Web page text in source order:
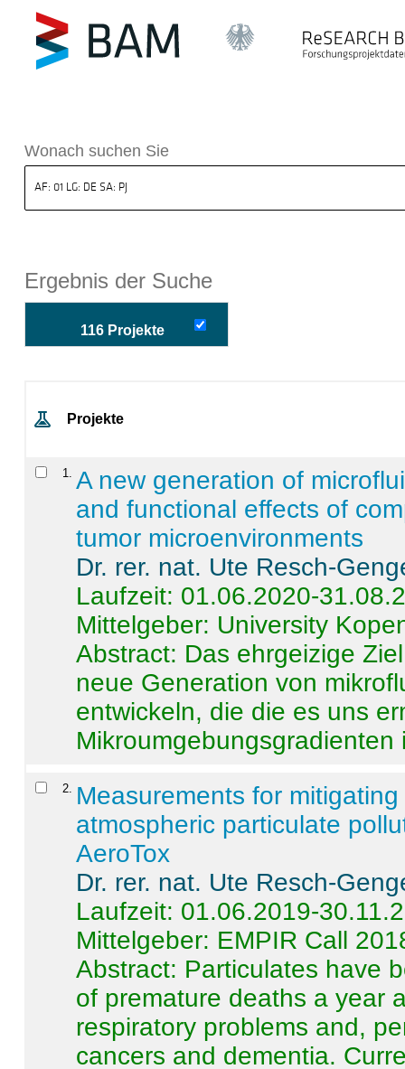
BAM
Wonach suchen Sie
Ergebnis der Suche
116 Projekte
Projekte
1
A new generation of
and functional effects of
tumor microenvironments
Dr. rer. nat. Ute Resch-
Laufzeit: 01.06.2020-
Mittelgeber: University
Abstract: Das ehrgeizige
neue Generation von
entwickeln, die die es uns
Mikroumgebungsgradienten
2
Measurements for
atmospheric particulate
AeroTox
Dr. rer. nat. Ute Resch-
Laufzeit: 01.06.2019-
Mittelgeber: EMPIR Call
Abstract: Particulates have
of premature deaths a year
respiratory problems and,
cancers and dementia.